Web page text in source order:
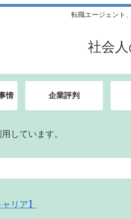
転職エージェント
社会
情 企業評判
しています。
リア】